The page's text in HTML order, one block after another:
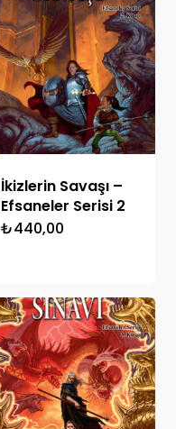
İkizlerin Savaşı –
Efsaneler Serisi 2
₺440,00